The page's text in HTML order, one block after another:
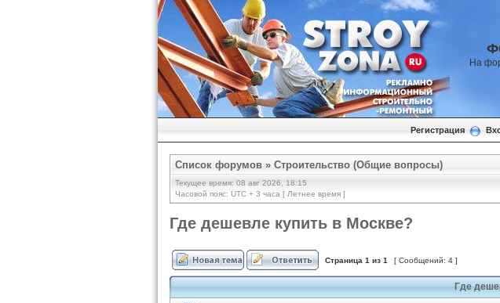
На
Регистрация
Список форумов » Строительство (Общие вопросы)
Текущее время: 08 авг 2026, 18:15
Часовой пояс: UTC + 3 часа [ Летнее время ]
Где дешевле купить в Москве?
Страница 1 из 1 [ Сообщений: 4 ]
Где